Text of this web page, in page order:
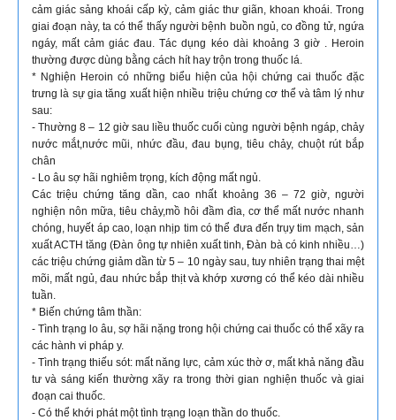
cảm giác sảng khoái cấp kỳ, cảm giác thư giãn, khoan khoái. Trong
giai đoạn này, ta có thể thấy người bệnh buồn ngủ, co đồng tử, ngứa
ngáy, mất cảm giác đau. Tác dụng kéo dài khoảng 3 giờ . Heroin
thường được dùng bằng cách hít hay trộn trong thuốc lá.
* Nghiện Heroin có những biểu hiện của hội chứng cai thuốc đặc
trưng là sự gia tăng xuất hiện nhiều triệu chứng cơ thể và tâm lý như
sau:
- Thường 8 – 12 giờ sau liều thuốc cuối cùng người bệnh ngáp, chảy
nước mắt,nước mũi, nhức đầu, đau bụng, tiêu chảy, chuột rút bắp
chân
- Lo âu sợ hãi nghiêm trọng, kích động mất ngủ.
Các triệu chứng tăng dần, cao nhất khoảng 36 – 72 giờ, người
nghiện nôn mữa, tiêu chảy,mồ hôi đầm đìa, cơ thể mất nước nhanh
chóng, huyết áp cao, loạn nhịp tim có thể đưa đến trụy tim mạch, sản
xuất ACTH tăng (Đàn ông tự nhiên xuất tinh, Đàn bà có kinh nhiều…)
các triệu chứng giảm dần từ 5 – 10 ngày sau, tuy nhiên trạng thai mệt
mõi, mất ngủ, đau nhức bắp thịt và khớp xương có thể kéo dài nhiều
tuần.
* Biến chứng tâm thần:
- Tình trạng lo âu, sợ hãi nặng trong hội chứng cai thuốc có thể xãy ra
các hành vi pháp y.
- Tình trạng thiếu sót: mất năng lực, cảm xúc thờ ơ, mất khả năng đầu
tư và sáng kiến thường xãy ra trong thời gian nghiện thuốc và giai
đoạn cai thuốc.
- Có thể khới phát một tình trạng loạn thần do thuốc.